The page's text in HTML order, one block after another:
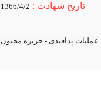
تاریخ شهادت : 1366/4/2
عملیات پدافندی - جزیره مجنون